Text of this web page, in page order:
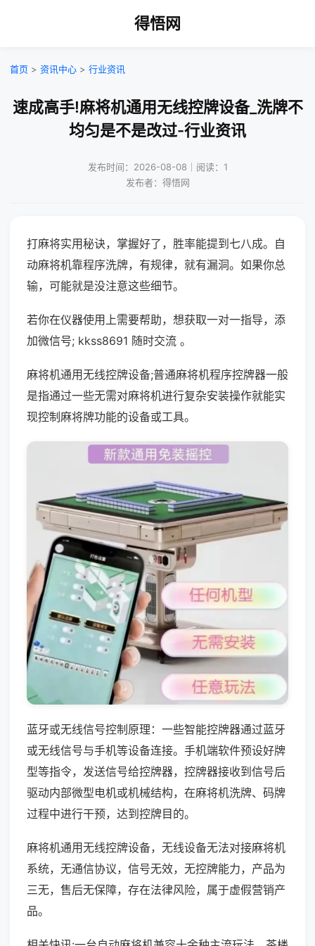
得悟网
首页 > 资讯中心 > 行业资讯
速成高手!麻将机通用无线控牌设备_洗牌不
均匀是不是改过-行业资讯
发布时间：2026-08-08｜阅读：1
发布者：得悟网
打麻将实用秘诀，掌握好了，胜率能提到七八成。自
动麻将机靠程序洗牌，有规律，就有漏洞。如果你总
输，可能就是没注意这些细节。
若你在仪器使用上需要帮助，想获取一对一指导，添
加微信号; kkss8691 随时交流 。
麻将机通用无线控牌设备;普通麻将机程序控牌器一般
是指通过一些无需对麻将机进行复杂安装操作就能实
现控制麻将牌功能的设备或工具。
蓝牙或无线信号控制原理：一些智能控牌器通过蓝牙
或无线信号与手机等设备连接。手机端软件预设好牌
型等指令，发送信号给控牌器，控牌器接收到信号后
驱动内部微型电机或机械结构，在麻将机洗牌、码牌
过程中进行干预，达到控牌目的。
麻将机通用无线控牌设备，无线设备无法对接麻将机
系统，无通信协议，信号无效，无控牌能力，产品为
三无，售后无保障，存在法律风险，属于虚假营销产
品。